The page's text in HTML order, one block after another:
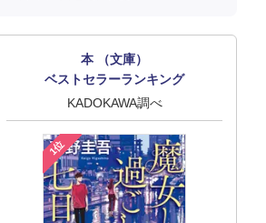
本 （文庫）
ベストセラーランキング
KADOKAWA調べ
1位